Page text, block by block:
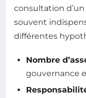
consultation
souvent
différentes
Nombre
gouvernance